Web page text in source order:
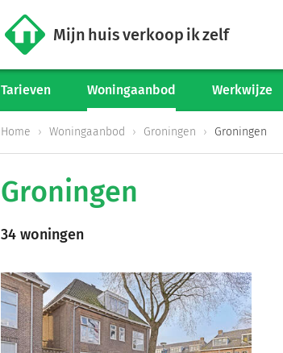
Mijn huis verkoop ik zelf
Tarieven Woningaanbod Werkwijze
Home Woningaanbod Groningen Groningen
Groningen
34 woningen